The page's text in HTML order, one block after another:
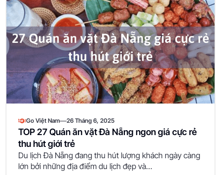
Go Việt Nam—26 Tháng 6, 2025
TOP 27 Quán ăn vặt Đà Nẵng ngon giá cực rẻ
thu hút giới trẻ
Du lịch Đà Nẵng đang thu hút lượng khách ngày càng
lớn bởi những địa điểm du lịch đẹp và…